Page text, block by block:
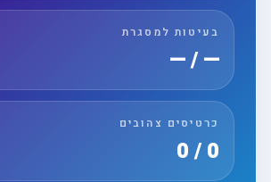
בעיטות למסגרת
— / —
כרטיסים צהובים